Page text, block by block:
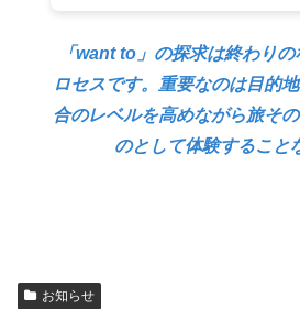
「want to」の探求は終わり
ロセスです。重要なのは目的
合のレベルを高めながら旅そ
のとして体験すること
お知らせ